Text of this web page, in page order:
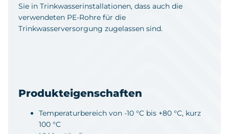
Sie in Trinkwasserinstallationen, dass auch die
verwendeten PE-Rohre für die
Trinkwasserversorgung zugelassen sind.
Produkteigenschaften
Temperaturbereich von -10 °C bis +80 °C, kurz
100 °C